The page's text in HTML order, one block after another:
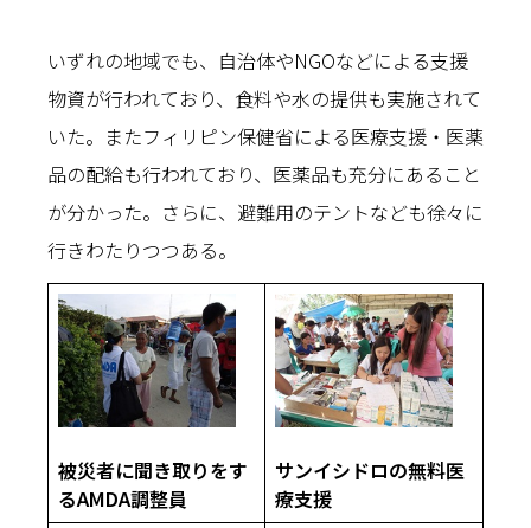
いずれの地域でも、自治体やNGOなどによる支援
物資が行われており、食料や水の提供も実施されて
いた。またフィリピン保健省による医療支援・医薬
品の配給も行われており、医薬品も充分にあること
が分かった。さらに、避難用のテントなども徐々に
行きわたりつつある。
被災者に聞き取りをす
るAMDA調整員
サンイシドロの無料医
療支援